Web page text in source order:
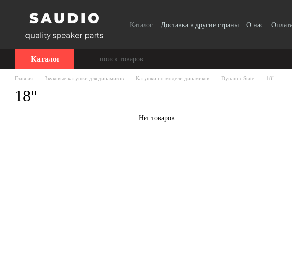
Каталог Доставка в другие страны О нас
Каталог
Главная Звуковые катушки для динамиков Катушки по модели динамиков Dynamic State 18"
18"
Нет товаров